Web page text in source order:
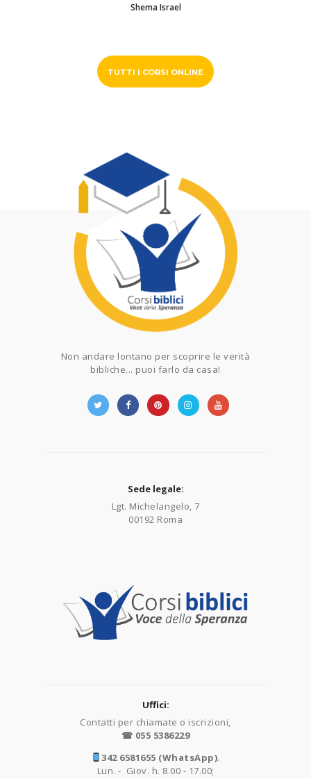
Shema Israel
TUTTI I CORSI ONLINE
Non andare lontano per scoprire le verità
bibliche... puoi farlo da casa!
Sede legale:
Lgt. Michelangelo, 7
00192 Roma
Uffici:
Contatti per chiamate o iscrizioni,
☎ 055 5386229
342 6581655 (WhatsApp).
Lun. - Giov. h. 8.00 - 17.00;